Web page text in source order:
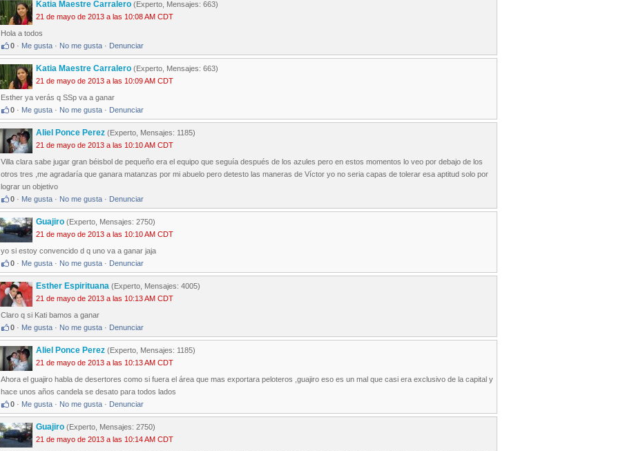
Katia Maestre Carralero (Experto, Mensajes: 663)
21 de mayo de 2013 a las 10:08 AM CDT
Hola a todos
0 · Me gusta · No me gusta · Denunciar
Katia Maestre Carralero (Experto, Mensajes: 663)
21 de mayo de 2013 a las 10:09 AM CDT
Esther ya verás q SSp va a ganar
0 · Me gusta · No me gusta · Denunciar
Aliel Ponce Perez (Experto, Mensajes: 1185)
21 de mayo de 2013 a las 10:10 AM CDT
Villa clara sabe jugar gran béisbol de pequeño era el equipo que seguía después de los azules pero en estos momentos lo veo por debajo de los
otros tres ,me agradaría que ganara matanzas por mi abuelo pero detesto las maneras de Víctor yo no seria capas de tolerar esa aptitud solo por
lograr un objetivo
0 · Me gusta · No me gusta · Denunciar
Guajiro (Experto, Mensajes: 2750)
21 de mayo de 2013 a las 10:10 AM CDT
yo si estoy convencido d q uno va a ganar jaja
0 · Me gusta · No me gusta · Denunciar
Esther Espirituana (Experto, Mensajes: 4005)
21 de mayo de 2013 a las 10:13 AM CDT
Claro q si Kati bamos a ganar
0 · Me gusta · No me gusta · Denunciar
Aliel Ponce Perez (Experto, Mensajes: 1185)
21 de mayo de 2013 a las 10:13 AM CDT
Ahora el guajiro habla de desertores como si fuera el área que mas exportara peloteros ,guajiro eso es un mal que casi era exclusivo de la capital y
hace unos años candela se desato para todos lados
0 · Me gusta · No me gusta · Denunciar
Guajiro (Experto, Mensajes: 2750)
21 de mayo de 2013 a las 10:14 AM CDT